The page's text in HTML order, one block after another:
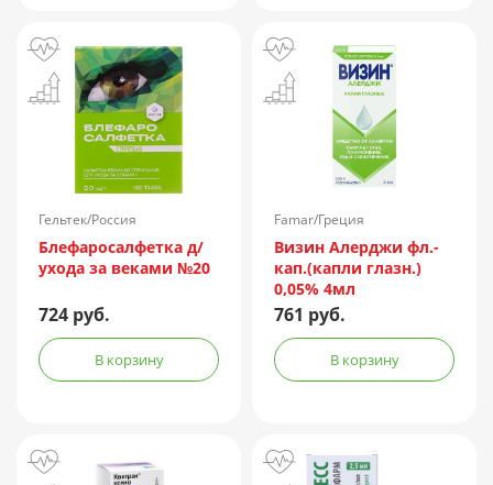
Гельтек/Россия
Блефаросалфетка д/
ухода за веками №20
724 руб.
В корзину
Famar/Греция
Визин Алерджи фл.-
кап.(капли глазн.)
0,05% 4мл
761 руб.
В корзину